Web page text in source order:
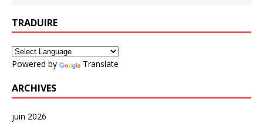
TRADUIRE
Powered by Translate
ARCHIVES
juin 2026